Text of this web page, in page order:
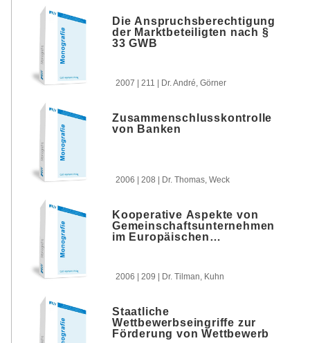
Die Anspruchsberechtigung
der Marktbeteiligten nach §
33 GWB
2007 | 211 | Dr. André, Görner
Zusammenschlusskontrolle
von Banken
2006 | 208 | Dr. Thomas, Weck
Kooperative Aspekte von
Gemeinschaftsunternehmen
im Europäischen
2006 | 209 | Dr. Tilman, Kuhn
Staatliche
Wettbewerbseingriffe zur
Förderung von Wettbewerb